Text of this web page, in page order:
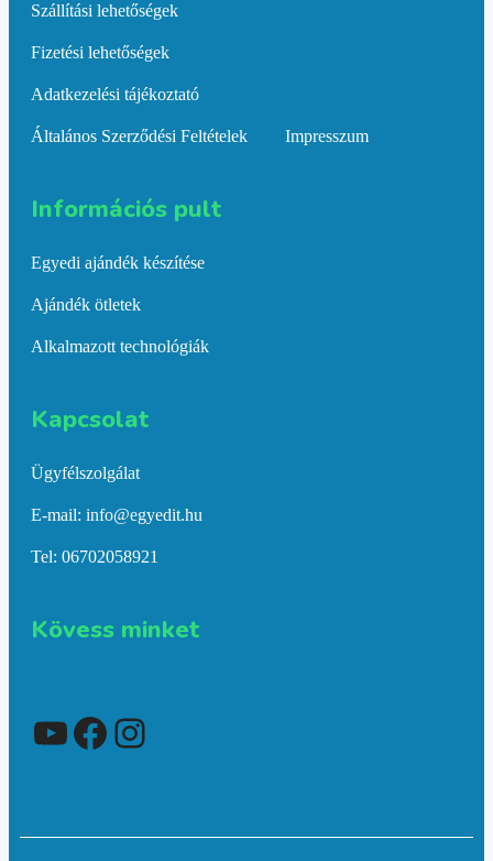
Szállítási lehetőségek
Fizetési lehetőségek
Adatkezelési tájékoztató
Általános Szerződési Feltételek Impresszum
Információs pult​
Egyedi ajándék készítése
Ajándék ötletek
Alkalmazott technológiák
Kapcsolat​
Ügyfélszolgálat
E-mail: info@egyedit.hu
Tel: 06702058921
Kövess minket
YouTube
Facebook
Instagram